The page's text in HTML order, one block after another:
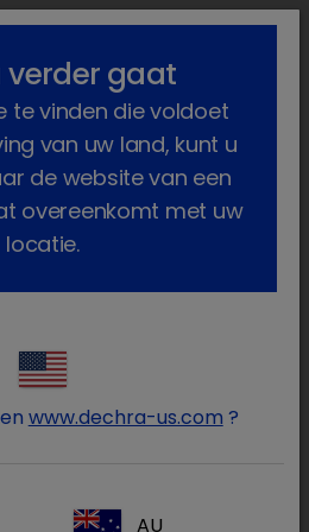
lock_outline search menu
Gezelschapsdieren
Support, Cat
Dechra
verder gaat
te vinden die voldoet
van uw land, kunt u
de website van een
overeenkomt met uw
locatie.
www.dechra-us.com ?
AU